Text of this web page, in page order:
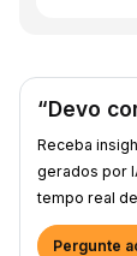
“Devo
Receba
gerados por
tempo real de
Pergunte